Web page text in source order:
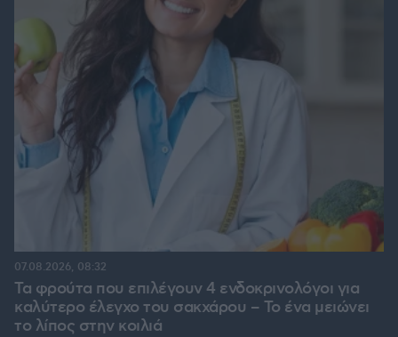
Τα φρούτα που επιλέγουν 4 ενδοκρινολόγοι για
καλύτερο έλεγχο του σακχάρου – Το ένα μειώνει
το λίπος στην κοιλιά
07.08.2026, 08:32